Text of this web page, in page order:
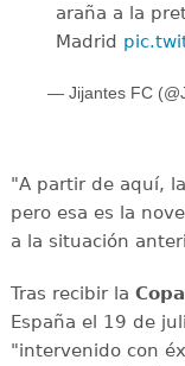
araña a la
Madrid
— Jijantes FC
"A partir de aquí,
pero esa es la
a la situación
Tras recibir la
España el 19 de
"intervenido con